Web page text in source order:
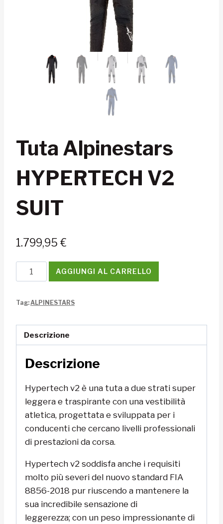
Tuta Alpinestars
HYPERTECH V2
SUIT
1.799,95 €
Tuta
Alpinestars
V2
quantità
AGGIUNGI AL CARRELLO
Tag:ALPINESTARS
Descrizione
Descrizione
Hypertech v2 è una tuta a due strati super
leggera e traspirante con una vestibilità
atletica, progettata e sviluppata per i
conducenti che cercano livelli professionali
di prestazioni da corsa.
Hypertech v2 soddisfa anche i requisiti
molto più severi del nuovo standard FIA
8856-2018 pur riuscendo a mantenere la
sua incredibile sensazione di
leggerezza; con un peso impressionante di